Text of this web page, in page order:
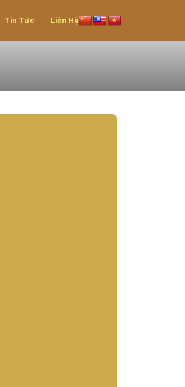
Tin Tức Liên Hệ